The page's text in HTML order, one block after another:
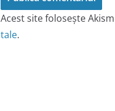
Acest site folosește
tale.